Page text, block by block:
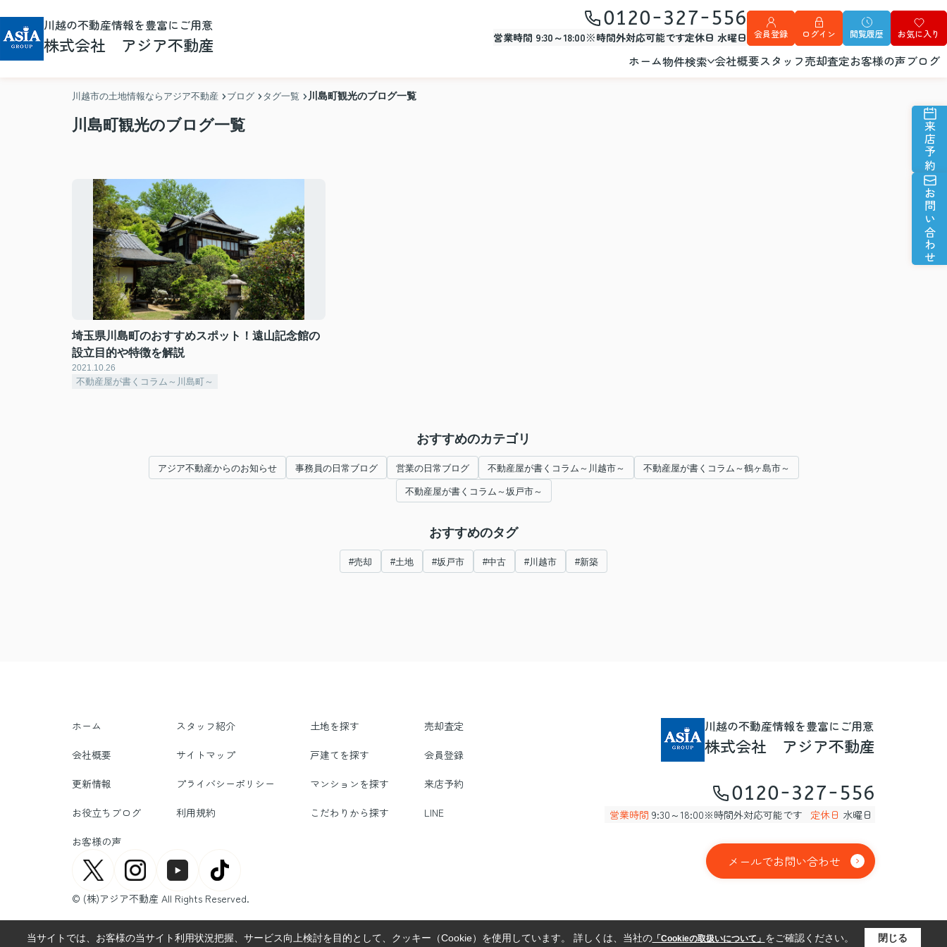
川越の不動産情報を豊富にご用意
株式会社 アジア不動産
0120-327-556
営業時間 9:30～18:00※時間外対応可能です定休日 水曜日 会員登録 ログイン 閲覧履歴 お気に入り
ホーム物件検索 会社概要スタッフ売却査定お客様の声ブログ
来店予約
お問い合わせ
川越市の土地情報ならアジア不動産 ブログ タグ一覧 川島町観光のブログ一覧
川島町観光のブログ一覧
埼玉県川島町のおすすめスポット！遠山記念館の
設立目的や特徴を解説
2021.10.26
不動産屋が書くコラム～川島町～
おすすめのカテゴリ
アジア不動産からのお知らせ 事務員の日常ブログ 営業の日常ブログ 不動産屋が書くコラム～川越市～ 不動産屋が書くコラム～鶴ヶ島市～
不動産屋が書くコラム～坂戸市～
おすすめのタグ
#売却 #土地 #坂戸市 #中古 #川越市 #新築
ホーム スタッフ紹介 土地を探す 売却査定
会社概要 サイトマップ 戸建てを探す 会員登録
更新情報 プライバシーポリシー マンションを探す 来店予約
お役立ちブログ 利用規約 こだわりから探す LINE
お客様の声
© (株)アジア不動産 All Rights Reserved.
川越の不動産情報を豊富にご用意
株式会社 アジア不動産
0120-327-556
営業時間 9:30～18:00※時間外対応可能です 定休日 水曜日
メールでお問い合わせ
当サイトでは、お客様の当サイト利用状況把握、サービス向上検討を目的として、クッキー（Cookie）を使用しています。 詳しくは、当社の「Cookieの取扱いについて」 をご確認ください。 閉じる